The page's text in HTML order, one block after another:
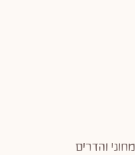
והדרים